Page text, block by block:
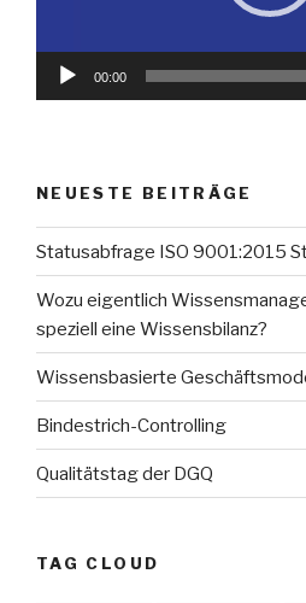
00:00
NEUESTE BEITRÄGE
Statusabfrage ISO 9001:2015
Wozu eigentlich
speziell eine Wissensbilanz?
Wissensbasierte
Bindestrich-Controlling
Qualitätstag der DGQ
TAG CLOUD